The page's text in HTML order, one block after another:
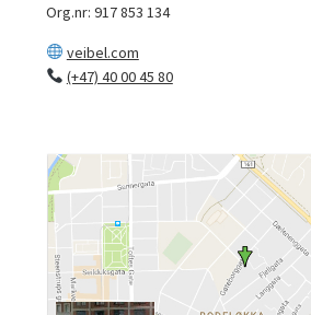
Org.nr: 917 853 134
veibel.com
(+47) 40 00 45 80